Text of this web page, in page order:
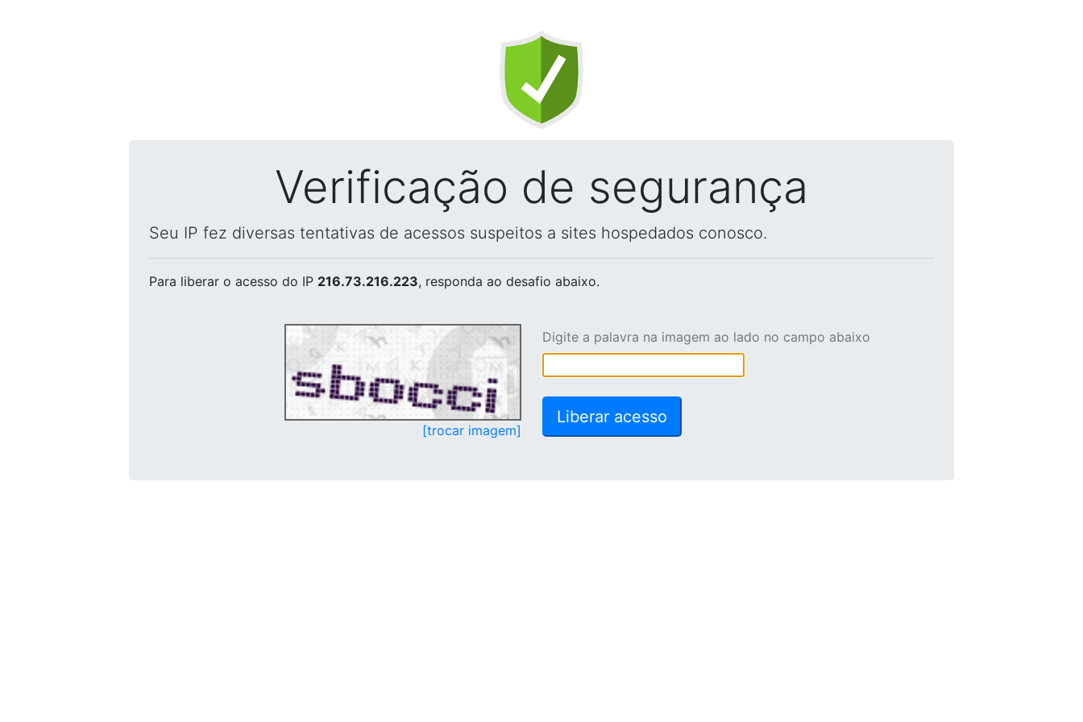
Verificação de segurança
Seu IP fez diversas tentativas de acessos suspeitos a sites hospedados conosco.
Para liberar o acesso do IP 216.73.216.223, responda ao desafio abaixo.
[trocar imagem]
Digite a palavra na imagem ao lado no campo abaixo